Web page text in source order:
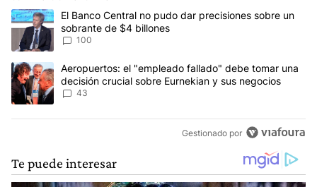
Este listado muestra los artículos con más comentarios en los
Un artículo de tendencia con el título "El Banco Central no pudo
El Banco Central no pudo dar precisiones sobre un
sobrante de $4 billones
100
Un artículo de tendencia con el título "Aeropuertos: el
Aeropuertos: el "empleado fallado" debe tomar una
decisión crucial sobre Eurnekian y sus negocios
43
Gestionado por